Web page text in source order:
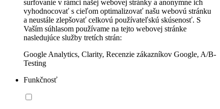
surfovanie v rámci našej webovej stránky a anonymne ich
vyhodnocovať s cieľom optimalizovať našu webovú stránku
a neustále zlepšovať celkovú používateľskú skúsenosť. S
Vaším súhlasom používame na tejto webovej stránke
nasledujúce služby tretích strán:
Google Analytics, Clarity, Recenzie zákazníkov Google, A/B-
Testing
Funkčnosť